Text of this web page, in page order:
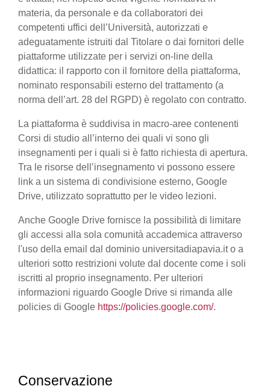
materia, da personale e da collaboratori dei
competenti uffici dell’Università, autorizzati e
adeguatamente istruiti dal Titolare o dai fornitori delle
piattaforme utilizzate per i servizi on-line della
didattica: il rapporto con il fornitore della piattaforma,
nominato responsabili esterno del trattamento (a
norma dell’art. 28 del RGPD) è regolato con contratto.
La piattaforma è suddivisa in macro-aree contenenti
Corsi di studio all’interno dei quali vi sono gli
insegnamenti per i quali si è fatto richiesta di apertura.
Tra le risorse dell’insegnamento vi possono essere
link a un sistema di condivisione esterno, Google
Drive, utilizzato soprattutto per le video lezioni.
Anche Google Drive fornisce la possibilità di limitare
gli accessi alla sola comunità accademica attraverso
l'uso della email dal dominio universitadiapavia.it o a
ulteriori sotto restrizioni volute dal docente come i soli
iscritti al proprio insegnamento. Per ulteriori
informazioni riguardo Google Drive si rimanda alle
policies di Google https://policies.google.com/.
Conservazione